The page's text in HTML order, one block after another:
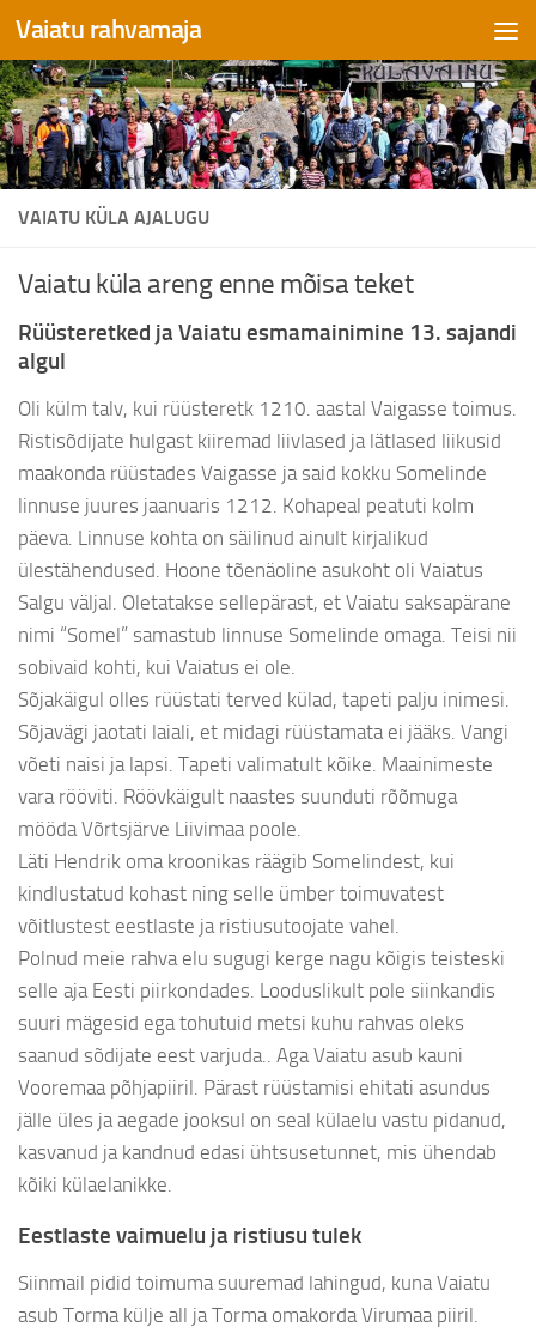
Skip to content
Vaiatu rahvamaja
VAIATU KÜLA AJALUGU
Vaiatu küla areng enne mõisa teket
Rüüsteretked ja Vaiatu esmamainimine 13. sajandi
algul
Oli külm talv, kui rüüsteretk 1210. aastal Vaigasse toimus.
Ristisõdijate hulgast kiiremad liivlased ja lätlased liikusid
maakonda rüüstades Vaigasse ja said kokku Somelinde
linnuse juures jaanuaris 1212. Kohapeal peatuti kolm
päeva. Linnuse kohta on säilinud ainult kirjalikud
ülestähendused. Hoone tõenäoline asukoht oli Vaiatus
Salgu väljal. Oletatakse sellepärast, et Vaiatu saksapärane
nimi “Somel” samastub linnuse Somelinde omaga. Teisi nii
sobivaid kohti, kui Vaiatus ei ole.
Sõjakäigul olles rüüstati terved külad, tapeti palju inimesi.
Sõjavägi jaotati laiali, et midagi rüüstamata ei jääks. Vangi
võeti naisi ja lapsi. Tapeti valimatult kõike. Maainimeste
vara rööviti. Röövkäigult naastes suunduti rõõmuga
mööda Võrtsjärve Liivimaa poole.
Läti Hendrik oma kroonikas räägib Somelindest, kui
kindlustatud kohast ning selle ümber toimuvatest
võitlustest eestlaste ja ristiusutoojate vahel.
Polnud meie rahva elu sugugi kerge nagu kõigis teisteski
selle aja Eesti piirkondades. Looduslikult pole siinkandis
suuri mägesid ega tohutuid metsi kuhu rahvas oleks
saanud sõdijate eest varjuda.. Aga Vaiatu asub kauni
Vooremaa põhjapiiril. Pärast rüüstamisi ehitati asundus
jälle üles ja aegade jooksul on seal külaelu vastu pidanud,
kasvanud ja kandnud edasi ühtsusetunnet, mis ühendab
kõiki külaelanikke.
Eestlaste vaimuelu ja ristiusu tulek
Siinmail pidid toimuma suuremad lahingud, kuna Vaiatu
asub Torma külje all ja Torma omakorda Virumaa piiril.